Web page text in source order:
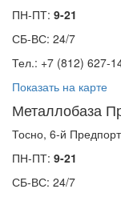
ПН-ПТ: 9-21
СБ-ВС: 24/7
Тел.: +7 (812) 627-
Показать на карте
Металлобаза
Тосно, 6-й
ПН-ПТ: 9-21
СБ-ВС: 24/7